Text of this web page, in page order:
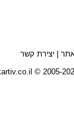
|יצירת קשר